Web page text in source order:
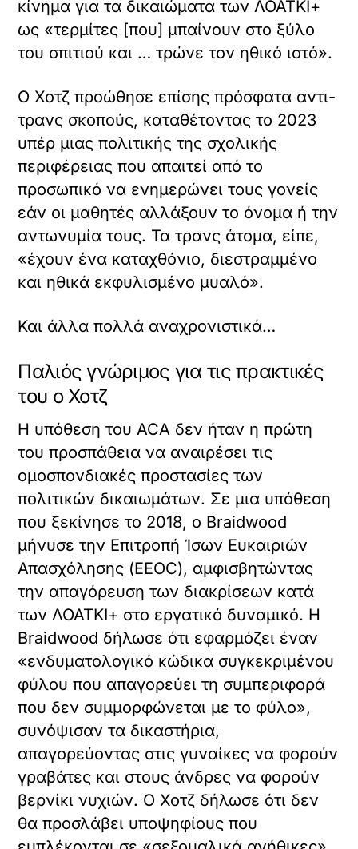
κίνημα για τα δικαιώματα των ΛΟΑΤΚΙ+
ως «τερμίτες [που] μπαίνουν στο ξύλο
του σπιτιού και … τρώνε τον ηθικό ιστό».
Ο Χοτζ προώθησε επίσης πρόσφατα αντι-
τρανς σκοπούς, καταθέτοντας το 2023
υπέρ μιας πολιτικής της σχολικής
περιφέρειας που απαιτεί από το
προσωπικό να ενημερώνει τους γονείς
εάν οι μαθητές αλλάξουν το όνομα ή την
αντωνυμία τους. Τα τρανς άτομα, είπε,
«έχουν ένα καταχθόνιο, διεστραμμένο
και ηθικά εκφυλισμένο μυαλό».
Και άλλα πολλά αναχρονιστικά…
Παλιός γνώριμος για τις πρακτικές
του ο Χοτζ
Η υπόθεση του ACA δεν ήταν η πρώτη
του προσπάθεια να αναιρέσει τις
ομοσπονδιακές προστασίες των
πολιτικών δικαιωμάτων. Σε μια υπόθεση
που ξεκίνησε το 2018, ο Braidwood
μήνυσε την Επιτροπή Ίσων Ευκαιριών
Απασχόλησης (EEOC), αμφισβητώντας
την απαγόρευση των διακρίσεων κατά
των ΛΟΑΤΚΙ+ στο εργατικό δυναμικό. Η
Braidwood δήλωσε ότι εφαρμόζει έναν
«ενδυματολογικό κώδικα συγκεκριμένου
φύλου που απαγορεύει τη συμπεριφορά
που δεν συμμορφώνεται με το φύλο»,
συνόψισαν τα δικαστήρια,
απαγορεύοντας στις γυναίκες να φορούν
γραβάτες και στους άνδρες να φορούν
βερνίκι νυχιών. Ο Χοτζ δήλωσε ότι δεν
θα προσλάβει υποψηφίους που